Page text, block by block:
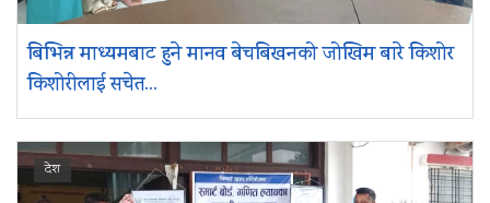
बिभिन्न माध्यमबाट हुने मानव बेचबिखनको जोखिम बारे किशोर
किशोरीलाई सचेत...
देश